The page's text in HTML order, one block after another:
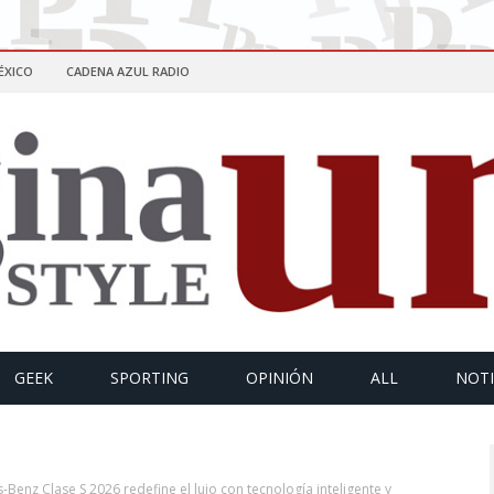
CADENA AZUL RADIO
GEEK SPORTING OPINIÓN ALL
Benz Clase S 2026 redefine el lujo con tecnología inteligente y